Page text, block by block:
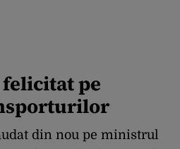
pe
din nou pe ministrul